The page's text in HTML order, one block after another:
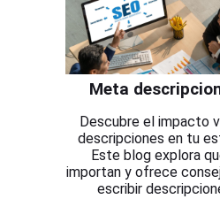
Meta
Descubre el impacto
descripciones en tu
Este blog explora
importan y ofrece
escribir